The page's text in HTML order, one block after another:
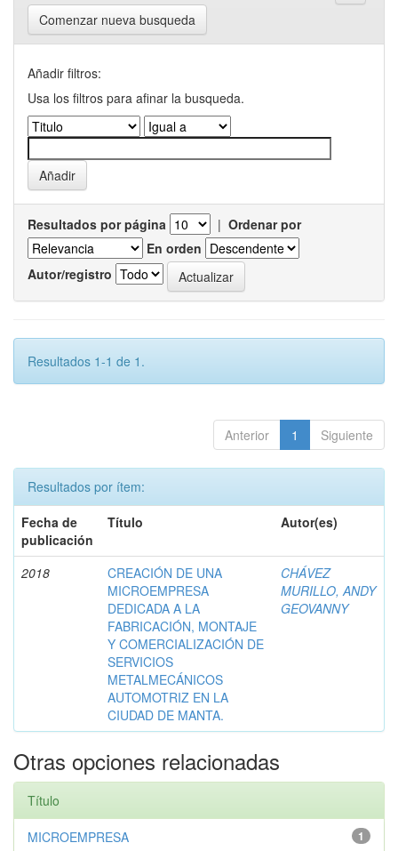
Comenzar nueva busqueda
Añadir filtros:
Usa los filtros para afinar la busqueda.
Resultados por página | Ordenar por
En orden
Autor/registro
Resultados 1-1 de 1.
Anterior 1 Siguiente
Resultados por ítem:
Fecha de
publicación
Título Autor(es)
2018
CREACIÓN DE UNA
MICROEMPRESA
DEDICADA A LA
FABRICACIÓN, MONTAJE
Y COMERCIALIZACIÓN DE
SERVICIOS
METALMECÁNICOS
AUTOMOTRIZ EN LA
CIUDAD DE MANTA.
CHÁVEZ
MURILLO, ANDY
GEOVANNY
Otras opciones relacionadas
Título
1
MICROEMPRESA